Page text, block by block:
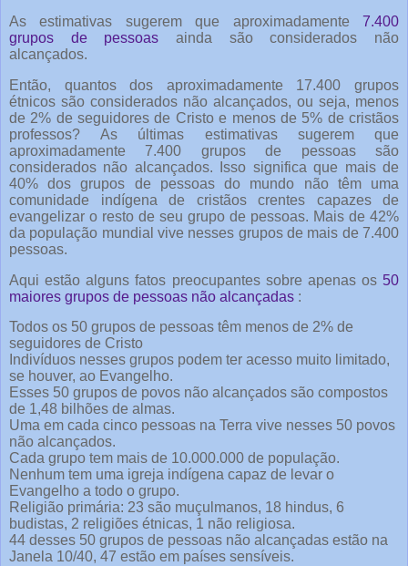
As estimativas sugerem que aproximadamente 7.400
grupos de pessoas ainda são considerados não
alcançados.
Então, quantos dos aproximadamente 17.400 grupos
étnicos são considerados não alcançados, ou seja, menos
de 2% de seguidores de Cristo e menos de 5% de cristãos
professos? As últimas estimativas sugerem que
aproximadamente 7.400 grupos de pessoas são
considerados não alcançados. Isso significa que mais de
40% dos grupos de pessoas do mundo não têm uma
comunidade indígena de cristãos crentes capazes de
evangelizar o resto de seu grupo de pessoas. Mais de 42%
da população mundial vive nesses grupos de mais de 7.400
pessoas.
Aqui estão alguns fatos preocupantes sobre apenas os 50
maiores grupos de pessoas não alcançadas :
Todos os 50 grupos de pessoas têm menos de 2% de
seguidores de Cristo
Indivíduos nesses grupos podem ter acesso muito limitado,
se houver, ao Evangelho.
Esses 50 grupos de povos não alcançados são compostos
de 1,48 bilhões de almas.
Uma em cada cinco pessoas na Terra vive nesses 50 povos
não alcançados.
Cada grupo tem mais de 10.000.000 de população.
Nenhum tem uma igreja indígena capaz de levar o
Evangelho a todo o grupo.
Religião primária: 23 são muçulmanos, 18 hindus, 6
budistas, 2 religiões étnicas, 1 não religiosa.
44 desses 50 grupos de pessoas não alcançadas estão na
Janela 10/40, 47 estão em países sensíveis.